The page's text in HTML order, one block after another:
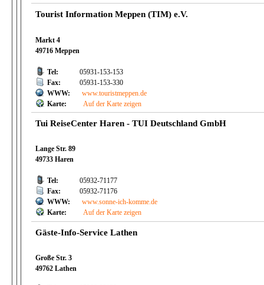
Tourist Information Meppen (TIM) e.V.
Markt 4
49716 Meppen
Tel:
05931-153-153
Fax:
05931-153-330
WWW:
www.touristmeppen.de
Karte:
Auf der Karte zeigen
Tui ReiseCenter Haren - TUI Deutschland GmbH
Lange Str. 89
49733 Haren
Tel:
05932-71177
Fax:
05932-71176
WWW:
www.sonne-ich-komme.de
Karte:
Auf der Karte zeigen
Gäste-Info-Service Lathen
Große Str. 3
49762 Lathen